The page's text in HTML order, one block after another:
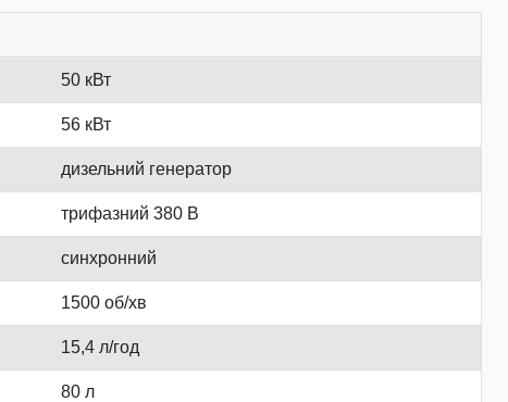
50 кВт
56 кВт
дизельний генератор
трифазний 380 В
синхронний
1500 об/хв
15,4 л/год
80 л